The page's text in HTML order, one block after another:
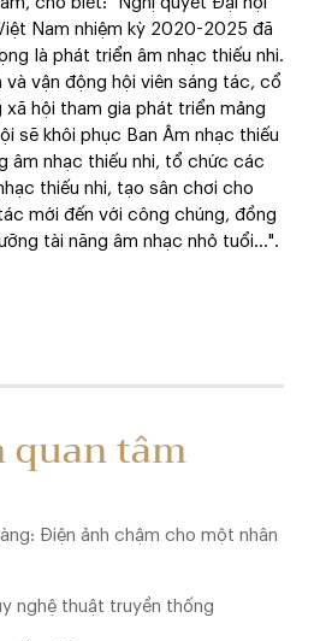
Nam nhiệm kỳ 2020-2025 đã
là phát triển âm nhạc thiếu nhi.
và vận động hội viên sáng tác, cổ
hội tham gia phát triển mảng
sẽ khôi phục Ban Âm nhạc thiếu
âm nhạc thiếu nhi, tổ chức các
thiếu nhi, tạo sân chơi cho
mới đến với công chúng, đồng
tài năng âm nhạc nhỏ tuổi…".
quan tâm
Điện ảnh chậm cho một nhân
nghệ thuật truyền thống